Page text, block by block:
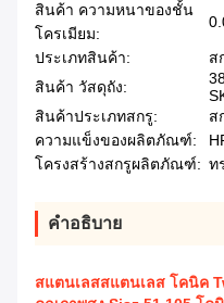
สินค้า ความหนาของชั้น
โครเมียม:
ประเภทสินค้า:
ส
สินค้า วัสดุถัง:
สินค้าประเภทสกรู:
ส
ความแข็งของผลิตภัณฑ์:
โครงสร้างสกรูผลิตภัณฑ์: ท
คําอธิบาย
สแตนเลสสแตนเลส โคนิค